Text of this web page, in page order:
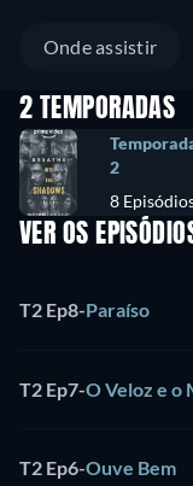
Onde assistir
2 TEMPORADAS
2
8
VER OS
T2 Ep8-Paraíso
T2 Ep7-O Veloz e o
T2 Ep6-Ouve Bem